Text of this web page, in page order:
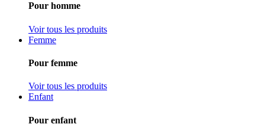
Pour homme
Voir tous les produits
Femme
Pour femme
Voir tous les produits
Enfant
Pour enfant